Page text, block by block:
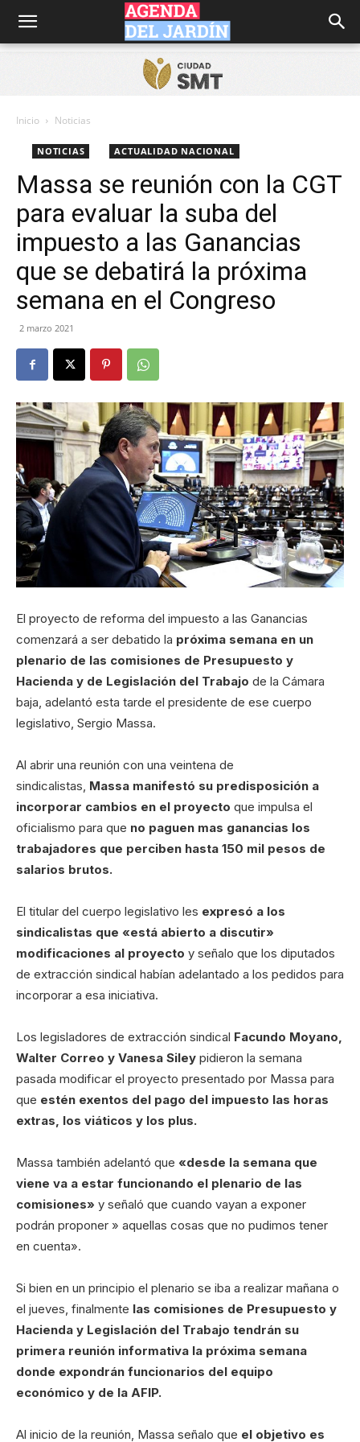
Agenda
Jardín
Inicio Noticias
NOTICIAS ACTUALIDAD NACIONAL
Massa se reunión con la CGT
para evaluar la suba del
impuesto a las Ganancias
que se debatirá la próxima
semana en el Congreso
2 marzo 2021
El proyecto de reforma del impuesto a las Ganancias
comenzará a ser debatido la próxima semana en un
plenario de las comisiones de Presupuesto y
Hacienda y de Legislación del Trabajo de la Cámara
baja, adelantó esta tarde el presidente de ese cuerpo
legislativo, Sergio Massa.
Al abrir una reunión con una veintena de
sindicalistas, Massa manifestó su predisposición a
incorporar cambios en el proyecto que impulsa el
oficialismo para que no paguen mas ganancias los
trabajadores que perciben hasta 150 mil pesos de
salarios brutos.
El titular del cuerpo legislativo les expresó a los
sindicalistas que «está abierto a discutir»
modificaciones al proyecto y señalo que los diputados
de extracción sindical habían adelantado a los pedidos para
incorporar a esa iniciativa.
Los legisladores de extracción sindical Facundo Moyano,
Walter Correo y Vanesa Siley pidieron la semana
pasada modificar el proyecto presentado por Massa para
que estén exentos del pago del impuesto las horas
extras, los viáticos y los plus.
Massa también adelantó que «desde la semana que
viene va a estar funcionando el plenario de las
comisiones» y señaló que cuando vayan a exponer
podrán proponer » aquellas cosas que no pudimos tener
en cuenta».
Si bien en un principio el plenario se iba a realizar mañana o
el jueves, finalmente las comisiones de Presupuesto y
Hacienda y Legislación del Trabajo tendrán su
primera reunión informativa la próxima semana
donde expondrán funcionarios del equipo
económico y de la AFIP.
Al inicio de la reunión, Massa señalo que el objetivo es